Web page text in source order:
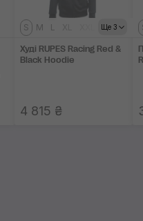
Ще 3
S M L
Худі RUPES Racing Red &
Black Hoodie
4 815 ₴